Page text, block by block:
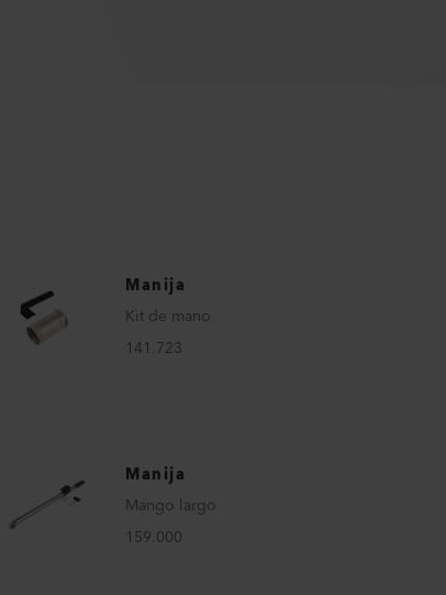
Manija
Kit de mano
141.723
Manija
Mango largo
159.000